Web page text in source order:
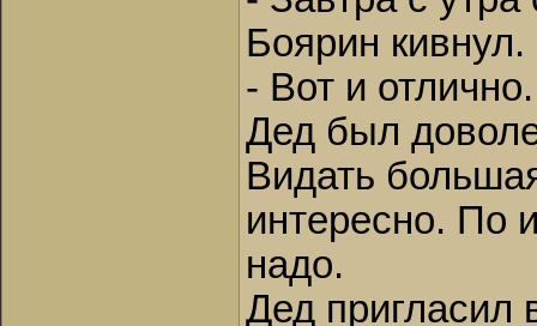
Боярин
- Вот и
Дед был
Видать
интересно. По
надо.
Дед пригласил